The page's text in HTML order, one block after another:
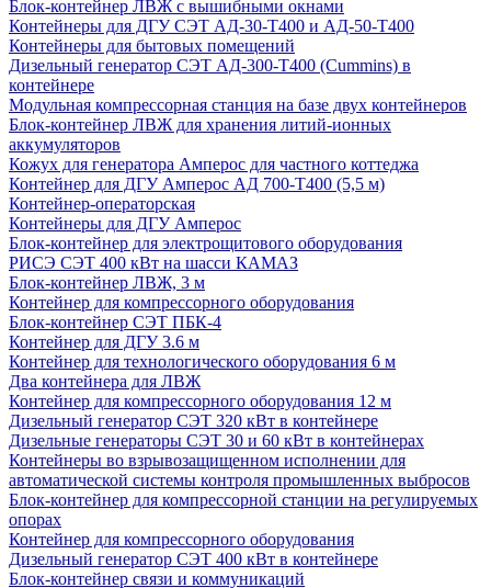
Блок-контейнер ЛВЖ с вышибными окнами
Контейнеры для ДГУ СЭТ АД-30-Т400 и АД-50-Т400
Контейнеры для бытовых помещений
Дизельный генератор СЭТ АД-300-Т400 (Cummins) в
контейнере
Модульная компрессорная станция на базе двух контейнеров
Блок-контейнер ЛВЖ для хранения литий-ионных
аккумуляторов
Кожух для генератора Амперос для частного коттеджа
Контейнер для ДГУ Амперос АД 700-Т400 (5,5 м)
Контейнер-операторская
Контейнеры для ДГУ Амперос
Блок-контейнер для электрощитового оборудования
РИСЭ СЭТ 400 кВт на шасси КАМАЗ
Блок-контейнер ЛВЖ, 3 м
Контейнер для компрессорного оборудования
Блок-контейнер СЭТ ПБК-4
Контейнер для ДГУ 3.6 м
Контейнер для технологического оборудования 6 м
Два контейнера для ЛВЖ
Контейнер для компрессорного оборудования 12 м
Дизельный генератор СЭТ 320 кВт в контейнере
Дизельные генераторы СЭТ 30 и 60 кВт в контейнерах
Контейнеры во взрывозащищенном исполнении для
автоматической системы контроля промышленных выбросов
Блок-контейнер для компрессорной станции на регулируемых
опорах
Контейнер для компрессорного оборудования
Дизельный генератор СЭТ 400 кВт в контейнере
Блок-контейнер связи и коммуникаций